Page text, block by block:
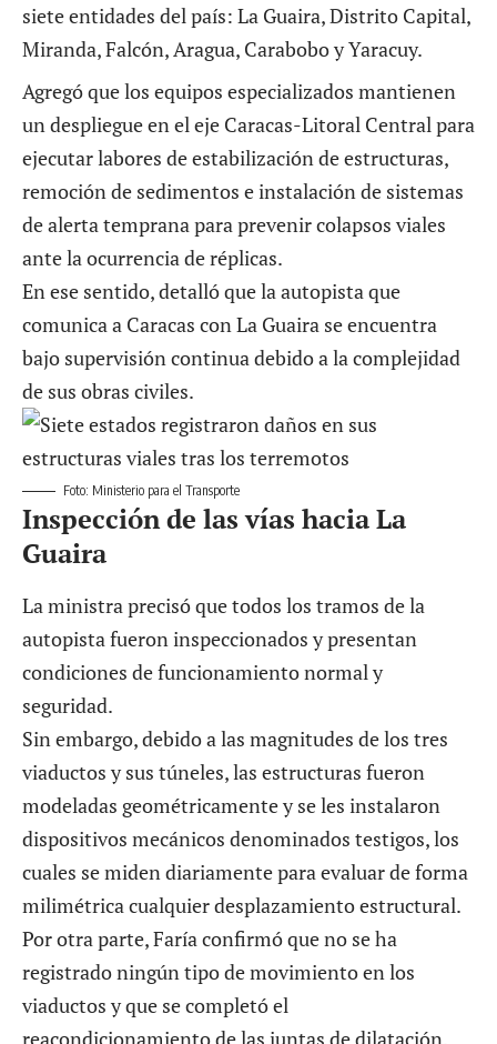
siete entidades del país: La Guaira, Distrito Capital,
Miranda, Falcón, Aragua, Carabobo y Yaracuy.
Agregó que los equipos especializados mantienen
un despliegue en el eje Caracas-Litoral Central para
ejecutar labores de estabilización de estructuras,
remoción de sedimentos e instalación de sistemas
de alerta temprana para prevenir colapsos viales
ante la ocurrencia de réplicas.
En ese sentido, detalló que la autopista que
comunica a Caracas con La Guaira se encuentra
bajo supervisión continua debido a la complejidad
de sus obras civiles.
Foto: Ministerio para el Transporte
Inspección de las vías hacia La
Guaira
La ministra precisó que todos los tramos de la
autopista fueron inspeccionados y presentan
condiciones de funcionamiento normal y
seguridad.
Sin embargo, debido a las magnitudes de los tres
viaductos y sus túneles, las estructuras fueron
modeladas geométricamente y se les instalaron
dispositivos mecánicos denominados testigos, los
cuales se miden diariamente para evaluar de forma
milimétrica cualquier desplazamiento estructural.
Por otra parte, Faría confirmó que no se ha
registrado ningún tipo de movimiento en los
viaductos y que se completó el
reacondicionamiento de las juntas de dilatación.